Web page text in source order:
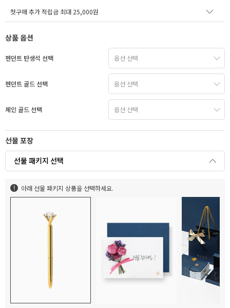
첫구매 추가 적립금 최대 25,000원
상품 옵션
펜던트 탄생석 선택
펜던트 골드 선택
체인 골드 선택
선물 포장
선물 패키지 선택
아래 선물 패키지 상품을 선택하세요.